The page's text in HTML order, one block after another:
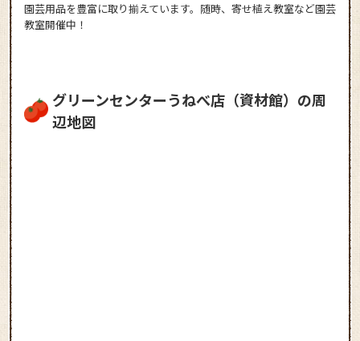
園芸用品を豊富に取り揃えています。随時、寄せ植え教室など園芸
教室開催中！
グリーンセンターうねべ店（資材館）の周
辺地図